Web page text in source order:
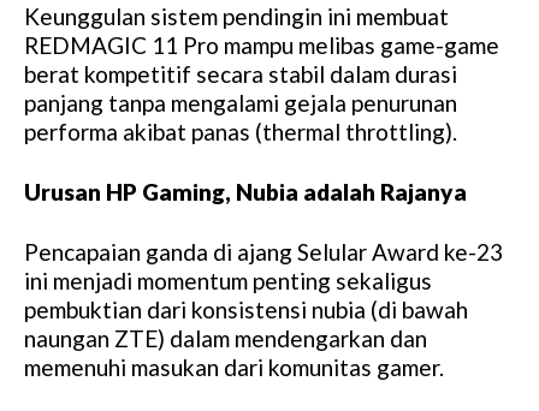
Keunggulan sistem pendingin ini membuat
REDMAGIC 11 Pro mampu melibas game-game
berat kompetitif secara stabil dalam durasi
panjang tanpa mengalami gejala penurunan
performa akibat panas (thermal throttling).
Urusan HP Gaming, Nubia adalah Rajanya
Pencapaian ganda di ajang Selular Award ke-23
ini menjadi momentum penting sekaligus
pembuktian dari konsistensi nubia (di bawah
naungan ZTE) dalam mendengarkan dan
memenuhi masukan dari komunitas gamer.